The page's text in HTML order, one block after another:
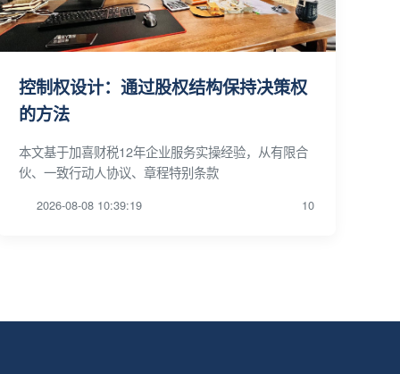
控制权设计：通过股权结构保持决策权
的方法
本文基于加喜财税12年企业服务实操经验，从有限合
伙、一致行动人协议、章程特别条款
2026-08-08 10:39:19 10